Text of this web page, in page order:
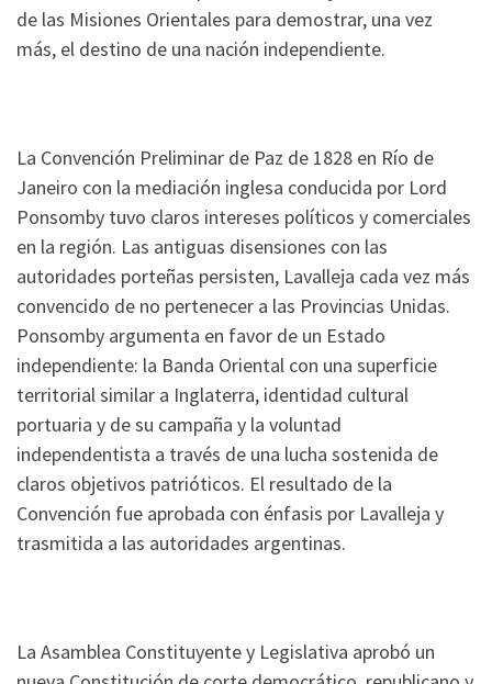
de las Misiones Orientales para demostrar, una vez
más, el destino de una nación independiente.
La Convención Preliminar de Paz de 1828 en Río de
Janeiro con la mediación inglesa conducida por Lord
Ponsomby tuvo claros intereses políticos y comerciales
en la región. Las antiguas disensiones con las
autoridades porteñas persisten, Lavalleja cada vez más
convencido de no pertenecer a las Provincias Unidas.
Ponsomby argumenta en favor de un Estado
independiente: la Banda Oriental con una superficie
territorial similar a Inglaterra, identidad cultural
portuaria y de su campaña y la voluntad
independentista a través de una lucha sostenida de
claros objetivos patrióticos. El resultado de la
Convención fue aprobada con énfasis por Lavalleja y
trasmitida a las autoridades argentinas.
La Asamblea Constituyente y Legislativa aprobó un